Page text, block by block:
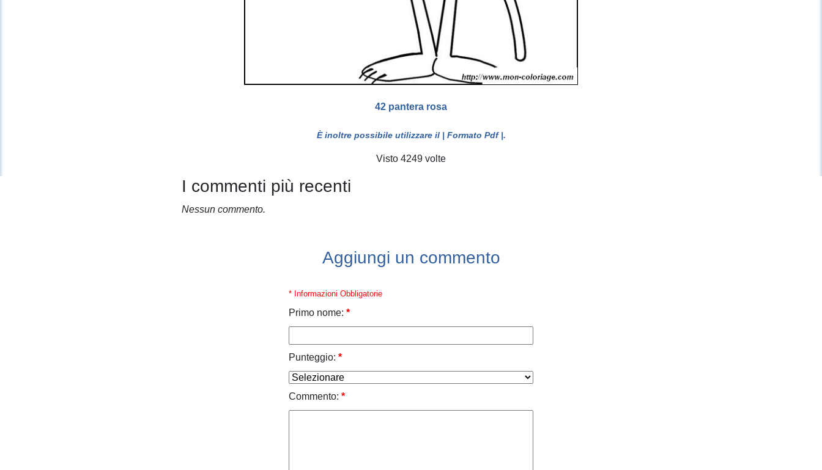
42 pantera rosa
È inoltre possibile utilizzare il | Formato Pdf |.
Visto 4249 volte
I commenti più recenti
Nessun commento.
Aggiungi un commento
* Informazioni Obbligatorie
Primo nome: *
Punteggio: *
Commento: *